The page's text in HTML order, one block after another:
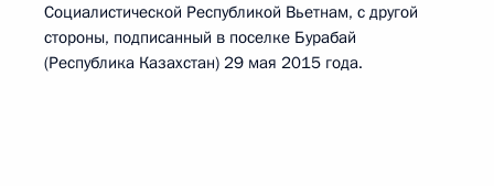
Социалистической Республикой Вьетнам, с другой
стороны, подписанный в поселке Бурабай
(Республика Казахстан) 29 мая 2015 года.